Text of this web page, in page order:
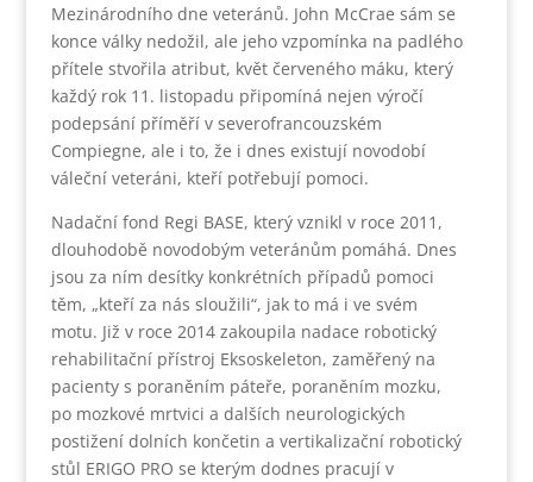
Mezinárodního dne veteránů. John McCrae sám se
konce války nedožil, ale jeho vzpomínka na padlého
přítele stvořila atribut, květ červeného máku, který
každý rok 11. listopadu připomíná nejen výročí
podepsání příměří v severofrancouzském
Compiegne, ale i to, že i dnes existují novodobí
váleční veteráni, kteří potřebují pomoci.
Nadační fond Regi BASE, který vznikl v roce 2011,
dlouhodobě novodobým veteránům pomáhá. Dnes
jsou za ním desítky konkrétních případů pomoci
těm, „kteří za nás sloužili“, jak to má i ve svém
motu. Již v roce 2014 zakoupila nadace robotický
rehabilitační přístroj Eksoskeleton, zaměřený na
pacienty s poraněním páteře, poraněním mozku,
po mozkové mrtvici a dalších neurologických
postižení dolních končetin a vertikalizační robotický
stůl ERIGO PRO se kterým dodnes pracují v